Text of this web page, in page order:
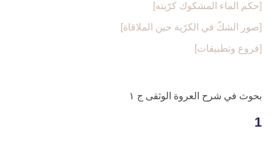
[حكم الماء المشكوك كرّيته‏]
[صور الشكّ في الكرّية حين الملاقاة]
[فروع وتطبيقات‏]
بحوث في شرح العروة الوثقى ج ۱
1